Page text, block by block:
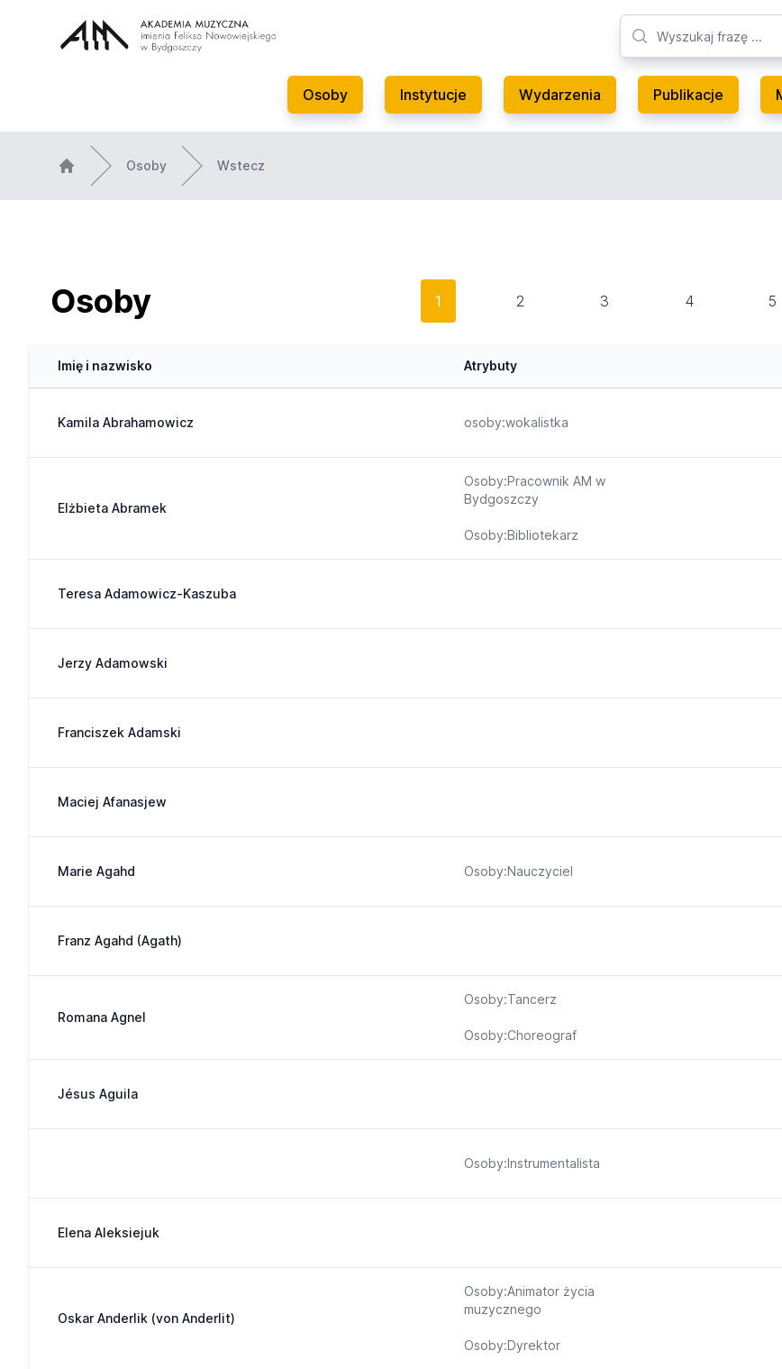
Osoby Instytucje Wydarzenia Publikacje
Osoby Wstecz
Osoby 1 2 3 4 5
Imię i nazwisko Atrybuty
Kamila Abrahamowicz osoby:wokalistka
Elżbieta Abramek
Osoby:Pracownik AM w
Bydgoszczy
Osoby:Bibliotekarz
Teresa Adamowicz-Kaszuba
Jerzy Adamowski
Franciszek Adamski
Maciej Afanasjew
Marie Agahd Osoby:Nauczyciel
Franz Agahd (Agath)
Romana Agnel
Osoby:Tancerz
Osoby:Choreograf
Jésus Aguila
Osoby:Instrumentalista
Elena Aleksiejuk
Oskar Anderlik (von Anderlit)
Osoby:Animator życia
muzycznego
Osoby:Dyrektor